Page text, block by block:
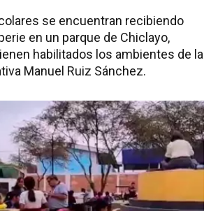
se encuentran recibiendo
en un parque de Chiclayo,
habilitados los ambientes de la
Manuel Ruiz Sánchez.